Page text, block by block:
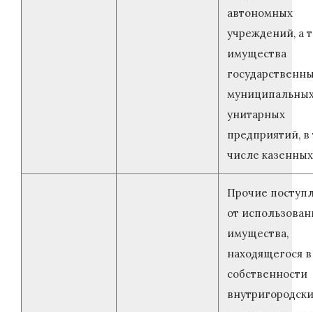
автономных
учреждений, а
имущества
унитарных
предприятий, в
числе
Прочие
от
имущества,
находящегося в
собственности